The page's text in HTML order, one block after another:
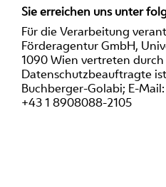
Sie erreichen uns unter
Für die Verarbeitung
Förderagentur GmbH,
1090 Wien vertreten
Datenschutzbeauftragte
Buchberger-Golabi; E-Mail:
+43 1 8908088-2105